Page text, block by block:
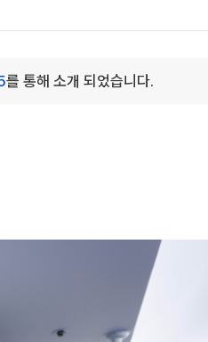
를 통해 소개 되었습니다.